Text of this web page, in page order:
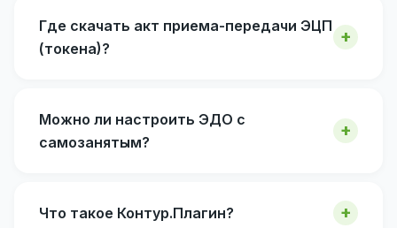
Где скачать акт приема-передачи ЭЦП
(токена)?
Можно ли настроить ЭДО с
самозанятым?
Что такое Контур.Плагин?